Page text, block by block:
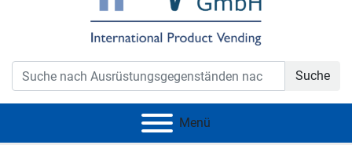
Suche
Menü